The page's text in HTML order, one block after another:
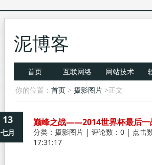
泥博客
首页 互联网络 网站技术
你的位置： 首页> 摄影图片>正文
13
七月
巅峰之战——2014世界杯最后一
分类： 摄影图片| 评论数：0 | 点击
17:31:17